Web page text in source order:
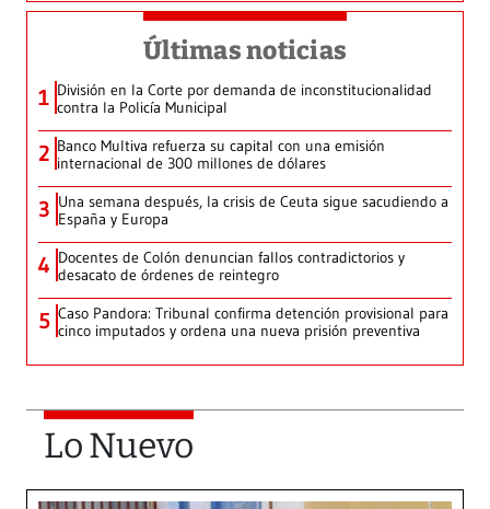
Últimas noticias
1 División en la Corte por demanda de inconstitucionalidad
contra la Policía Municipal
2 Banco Multiva refuerza su capital con una emisión
internacional de 300 millones de dólares
3 Una semana después, la crisis de Ceuta sigue sacudiendo a
España y Europa
4 Docentes de Colón denuncian fallos contradictorios y
desacato de órdenes de reintegro
5 Caso Pandora: Tribunal confirma detención provisional para
cinco imputados y ordena una nueva prisión preventiva
Lo Nuevo